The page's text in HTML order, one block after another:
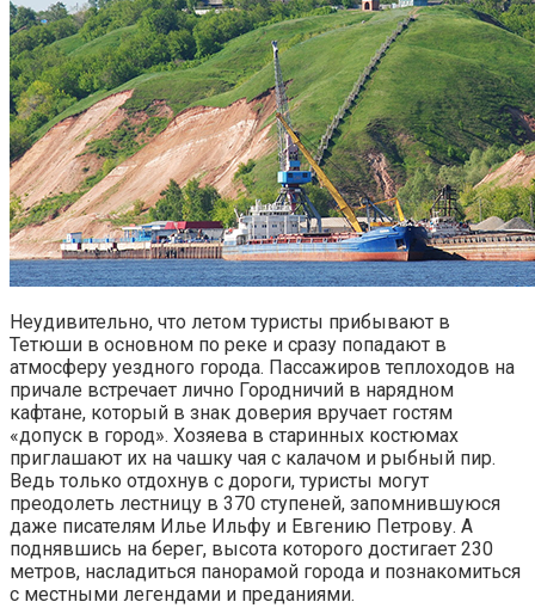
Неудивительно, что летом туристы прибывают в
Тетюши в основном по реке и сразу попадают в
атмосферу уездного города. Пассажиров теплоходов на
причале встречает лично Городничий в нарядном
кафтане, который в знак доверия вручает гостям
«допуск в город». Хозяева в старинных костюмах
приглашают их на чашку чая с калачом и рыбный пир.
Ведь только отдохнув с дороги, туристы могут
преодолеть лестницу в 370 ступеней, запомнившуюся
даже писателям Илье Ильфу и Евгению Петрову. А
поднявшись на берег, высота которого достигает 230
метров, насладиться панорамой города и познакомиться
с местными легендами и преданиями.